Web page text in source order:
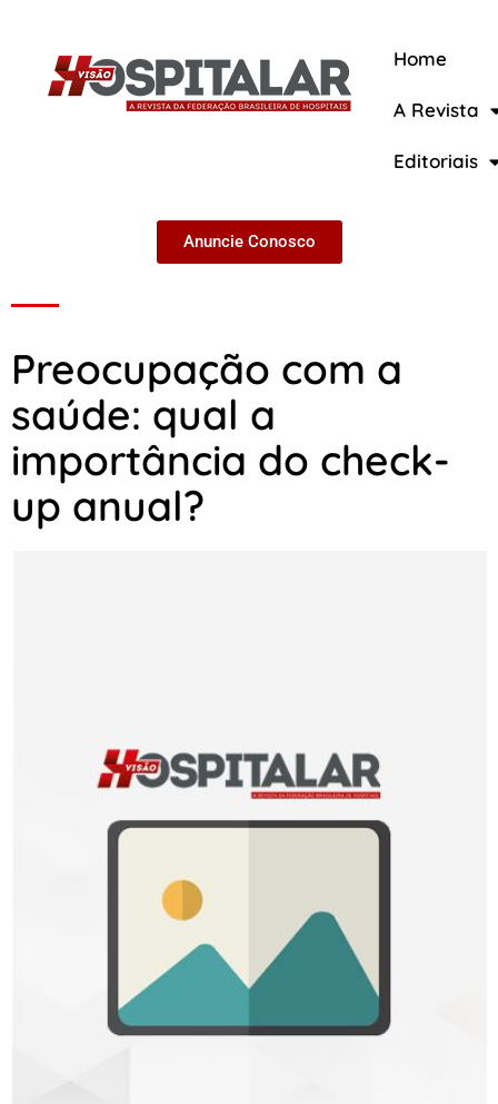
Home
A Revista
Editoriais
Anuncie Conosco
Preocupação com a
saúde: qual a
importância do check-
up anual?